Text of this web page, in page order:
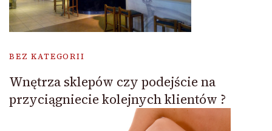
BEZ KATEGORII
Wnętrza sklepów czy podejście na
przyciągniecie kolejnych klientów ?